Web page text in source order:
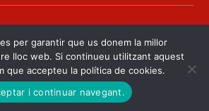
per – Digital34
per garantir que us donem la millor
lloc web. Si continueu utilitzant aquest
que accepteu la política de cookies.
i continuar navegant.